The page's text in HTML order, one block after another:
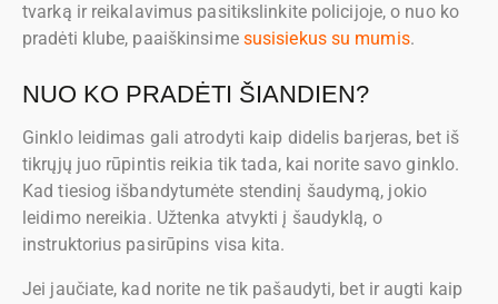
tvarką ir reikalavimus pasitikslinkite policijoje, o nuo ko
pradėti klube, paaiškinsime susisiekus su mumis.
NUO KO PRADĖTI ŠIANDIEN?
Ginklo leidimas gali atrodyti kaip didelis barjeras, bet iš
tikrųjų juo rūpintis reikia tik tada, kai norite savo ginklo.
Kad tiesiog išbandytumėte stendinį šaudymą, jokio
leidimo nereikia. Užtenka atvykti į šaudyklą, o
instruktorius pasirūpins visa kita.
Jei jaučiate, kad norite ne tik pašaudyti, bet ir augti kaip